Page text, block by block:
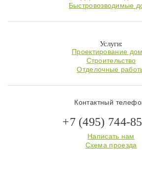
Быстровозводимые
Услуги:
Проектирование
Строительство
Отделочные
Контактный
+7 (495) 744-
Написать нам
Схема проезда